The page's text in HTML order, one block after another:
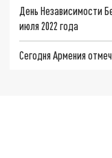
День Независимости
июля 2022 года
Сегодня Армения